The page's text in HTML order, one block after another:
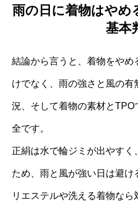
雨の日に着物はやめ
基本
結論から言うと、着物をや
けでなく、雨の強さと風の有
況、そして着物の素材と
全です。
正絹は水で輪ジミが出やす
ため、雨と風が強い日は避
リエステルや洗える着物な